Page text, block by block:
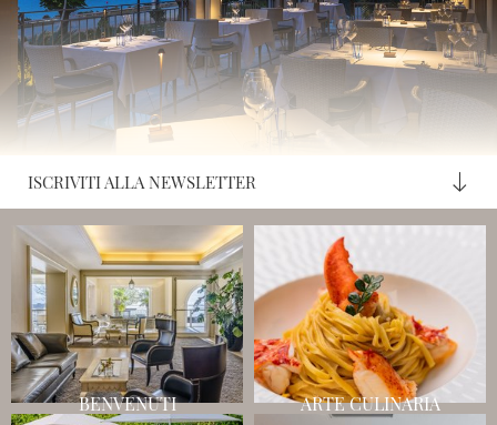
ISCRIVITI ALLA NEWSLETTER
BENVENUTI ARTE CULINARIA